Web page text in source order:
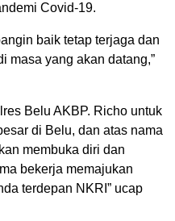
Covid-19.
baik tetap terjaga dan
masa yang akan datang,”
Belu AKBP. Richo untuk
di Belu, dan atas nama
membuka diri dan
bekerja memajukan
terdepan NKRI” ucap